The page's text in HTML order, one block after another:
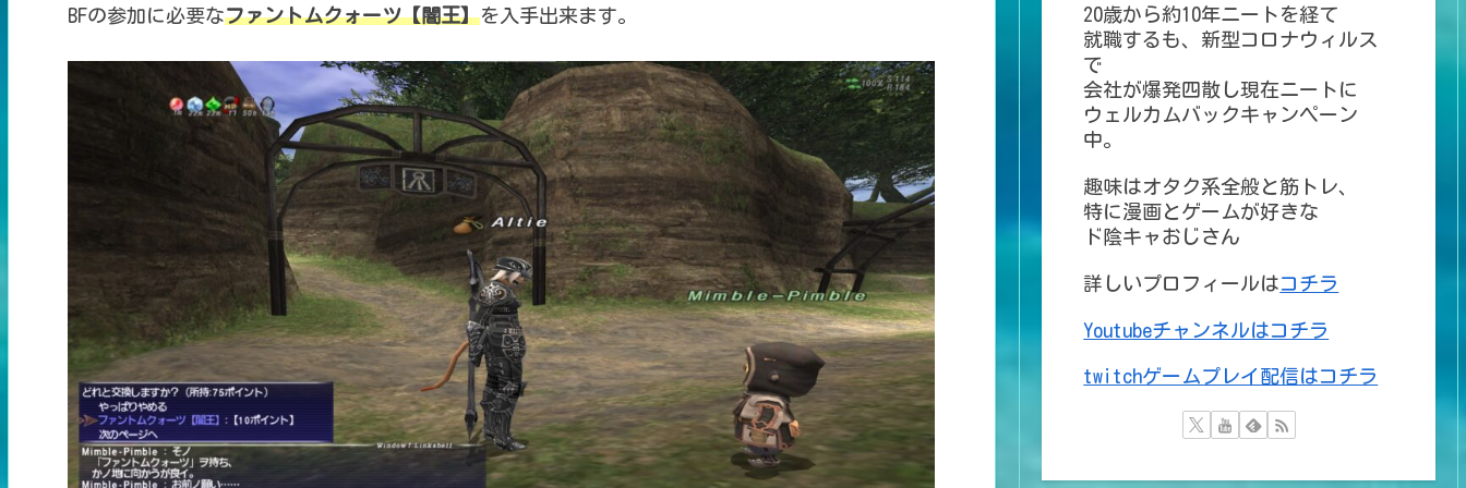
BFの参加に必要なファントムクォーツ【闇王】を 入手出来ます。
20歳から約10年ニートを経て
就職するも、新型コロナウィルス
で
会社が爆発四散し現在ニートに
ウェルカムバックキャンペーン
中。
趣味はオタク系全般と筋トレ、
特に漫画とゲームが好きな
ド陰キャおじさん
詳しいプロフィールはコチラ
Youtubeチャンネルはコチラ
twitchゲームプレイ配信はコチラ